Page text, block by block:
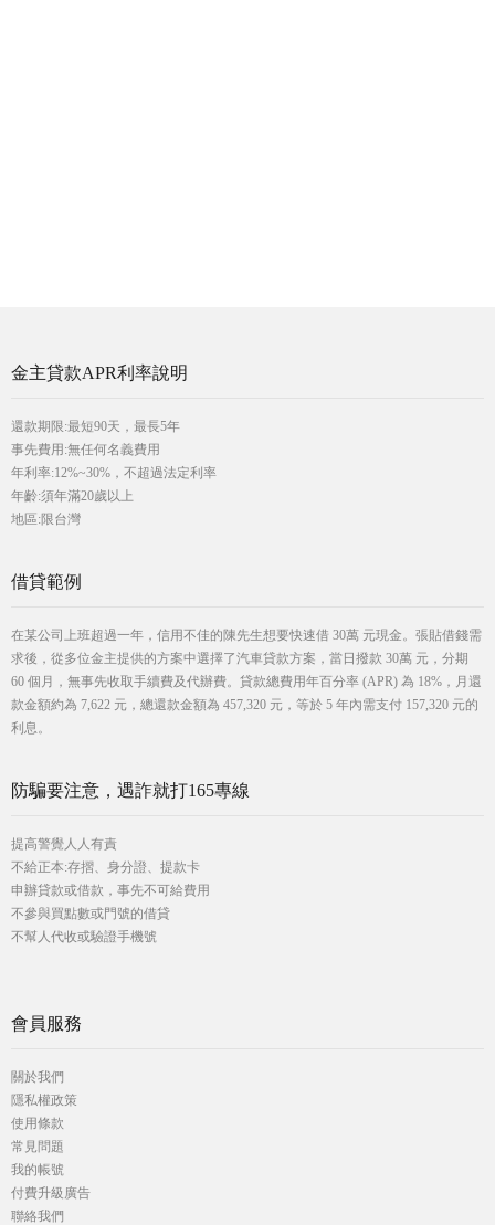
金主貸款APR利率說明
還款期限:最短90天，最長5年
事先費用:無任何名義費用
年利率:12%~30%，不超過法定利率
年齡:須年滿20歲以上
地區:限台灣
借貸範例
在某公司上班超過一年，信用不佳的陳先生想要快速借 30萬 元現金。張貼借錢需
求後，從多位金主提供的方案中選擇了汽車貸款方案，當日撥款 30萬 元，分期
60 個月，無事先收取手續費及代辦費。貸款總費用年百分率 (APR) 為 18%，月還
款金額約為 7,622 元，總還款金額為 457,320 元，等於 5 年內需支付 157,320 元的
利息。
防騙要注意，遇詐就打165專線
提高警覺人人有責
不給正本:存摺、身分證、提款卡
申辦貸款或借款，事先不可給費用
不參與買點數或門號的借貸
不幫人代收或驗證手機號
會員服務
關於我們
隱私權政策
使用條款
常見問題
我的帳號
付費升級廣告
聯絡我們